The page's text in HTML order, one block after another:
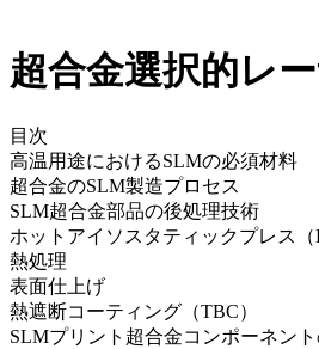
超合金選択的レ
目次
高温用途におけるSLMの必須材料
超合金のSLM製造プロセス
SLM超合金部品の後処理技術
ホットアイソスタティックプレス（
熱処理
表面仕上げ
熱遮断コーティング（TBC）
SLMプリント超合金コンポーネン